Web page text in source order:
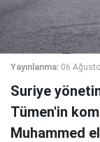
Yayınlanma: 06
Suriye
Tümen'in
Muhammed